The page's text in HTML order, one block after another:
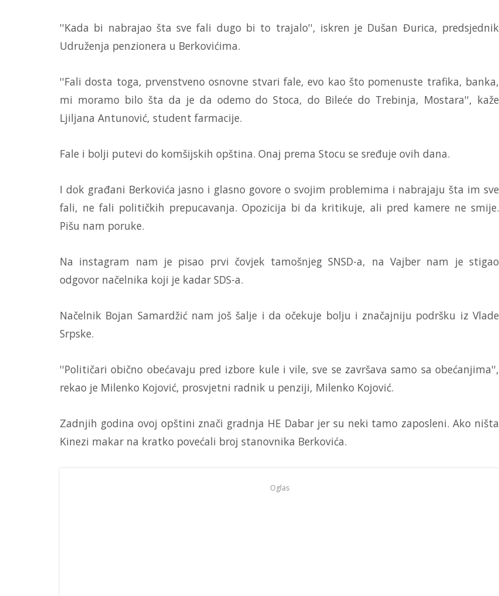
''Kada bi nabrajao šta sve fali dugo bi to trajalo'', iskren je Dušan Đurica, predsjednik
Udruženja penzionera u Berkovićima.
''Fali dosta toga, prvenstveno osnovne stvari fale, evo kao što pomenuste trafika, banka,
mi moramo bilo šta da je da odemo do Stoca, do Bileće do Trebinja, Mostara'', kaže
Ljiljana Antunović, student farmacije.
Fale i bolji putevi do komšijskih opština. Onaj prema Stocu se sređuje ovih dana.
I dok građani Berkovića jasno i glasno govore o svojim problemima i nabrajaju šta im sve
fali, ne fali političkih prepucavanja. Opozicija bi da kritikuje, ali pred kamere ne smije.
Pišu nam poruke.
Na instagram nam je pisao prvi čovjek tamošnjeg SNSD-a, na Vajber nam je stigao
odgovor načelnika koji je kadar SDS-a.
Načelnik Bojan Samardžić nam još šalje i da očekuje bolju i značajniju podršku iz Vlade
Srpske.
''Političari obično obećavaju pred izbore kule i vile, sve se završava samo sa obećanjima'',
rekao je Milenko Kojović, prosvjetni radnik u penziji, Milenko Kojović.
Zadnjih godina ovoj opštini znači gradnja HE Dabar jer su neki tamo zaposleni. Ako ništa
Kinezi makar na kratko povećali broj stanovnika Berkovića.
Oglas